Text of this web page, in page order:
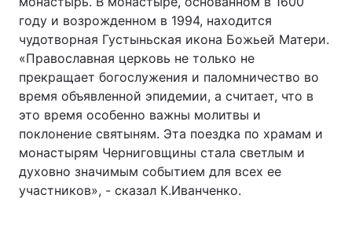
году и возрожденном в 1994, находится
чудотворная Густыньская икона Божьей Матери.
«Православная церковь не только не
прекращает богослужения и паломничество во
время объявленной эпидемии, а считает, что в
это время особенно важны молитвы и
поклонение святыням. Эта поездка по храмам и
монастырям Черниговщины стала светлым и
духовно значимым событием для всех ее
участников», - сказал К.Иванченко.